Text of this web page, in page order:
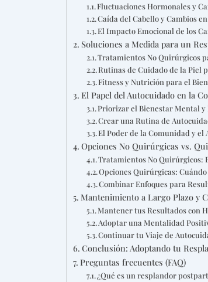
Fluctuaciones Hormonales y
Caída del Cabello y Cambios
El Impacto Emocional de los
Soluciones a Medida para un
Tratamientos No Quirúrgicos
Rutinas de Cuidado de la Piel
Fitness y Nutrición para el
El Papel del Autocuidado en la
Priorizar el Bienestar Mental y
Crear una Rutina de
El Poder de la Comunidad y el
Opciones No Quirúrgicas vs.
Tratamientos No Quirúrgicos:
Opciones Quirúrgicas:
Combinar Enfoques para
Mantenimiento a Largo Plazo y
Mantener tus Resultados con
Adoptar una Mentalidad
Continuar tu Viaje de
Conclusión: Adoptando tu
Preguntas frecuentes (FAQ)
¿Qué es un resplandor